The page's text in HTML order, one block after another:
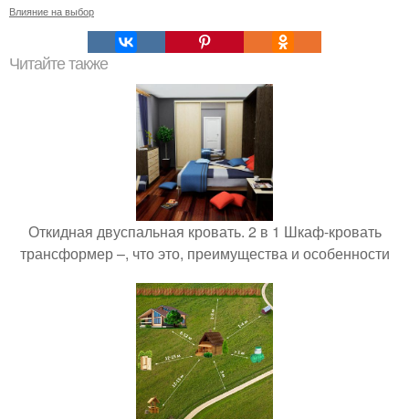
Влияние на выбор
Читайте также
Откидная двуспальная кровать. 2 в 1 Шкаф-кровать
трансформер –, что это, преимущества и особенности